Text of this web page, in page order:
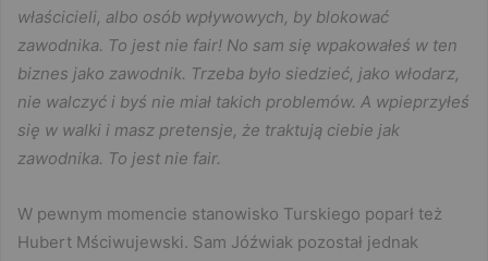
właścicieli, albo osób wpływowych, by blokować
zawodnika. To jest nie fair! No sam się wpakowałeś w ten
biznes jako zawodnik. Trzeba było siedzieć, jako włodarz,
nie walczyć i byś nie miał takich problemów. A wpieprzyłeś
się w walki i masz pretensje, że traktują ciebie jak
zawodnika. To jest nie fair.
W pewnym momencie stanowisko Turskiego poparł też
Hubert Mściwujewski. Sam Jóźwiak pozostał jednak